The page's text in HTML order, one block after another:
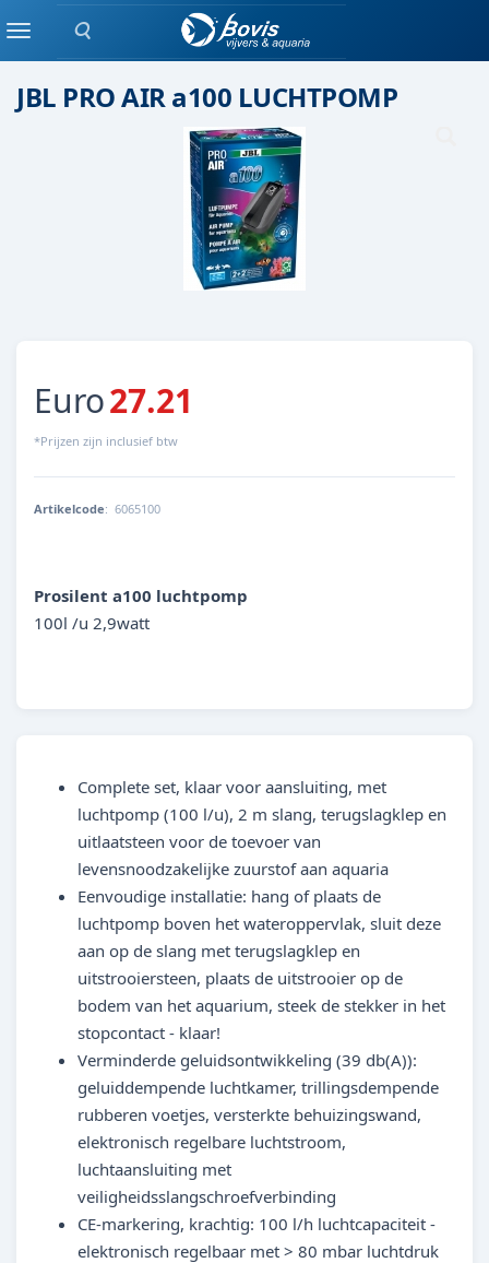
Zoeken
MenuLuchtpomp
JBL PRO AIR a100 LUCHTPOMP
Euro27.21
*Prijzen zijn inclusief btw
Artikelcode: 6065100
Prosilent a100 luchtpomp
100l /u 2,9watt
Complete set, klaar voor aansluiting, met
luchtpomp (100 l/u), 2 m slang, terugslagklep en
uitlaatsteen voor de toevoer van
levensnoodzakelijke zuurstof aan aquaria
Eenvoudige installatie: hang of plaats de
luchtpomp boven het wateroppervlak, sluit deze
aan op de slang met terugslagklep en
uitstrooiersteen, plaats de uitstrooier op de
bodem van het aquarium, steek de stekker in het
stopcontact - klaar!
Verminderde geluidsontwikkeling (39 db(A)):
geluiddempende luchtkamer, trillingsdempende
rubberen voetjes, versterkte behuizingswand,
elektronisch regelbare luchtstroom,
luchtaansluiting met
veiligheidsslangschroefverbinding
CE-markering, krachtig: 100 l/h luchtcapaciteit -
elektronisch regelbaar met > 80 mbar luchtdruk